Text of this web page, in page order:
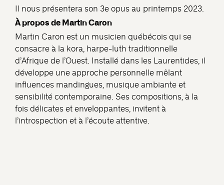
Il nous présentera son 3e opus au printemps 2023.
À propos de Martin Caron
Martin Caron est un musicien québécois qui se
consacre à la kora, harpe-luth traditionnelle
d’Afrique de l’Ouest. Installé dans les Laurentides, il
développe une approche personnelle mêlant
influences mandingues, musique ambiante et
sensibilité contemporaine. Ses compositions, à la
fois délicates et enveloppantes, invitent à
l’introspection et à l’écoute attentive.